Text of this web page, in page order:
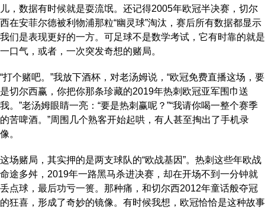
儿，数据有时候就是耍流氓。还记得2005年欧冠半决赛，切尔
西在安菲尔德被利物浦那粒“幽灵球”淘汰，赛后所有数据都显示
我们是表现更好的一方。可足球不是数学考试，它有时靠的就是
一口气，或者，一次突发奇想的赌局。
“打个赌吧。”我放下酒杯，对老汤姆说，“欧冠免费直播这场，要
是切尔西赢，你把你那条珍藏的2019年热刺欧冠亚军围巾送
我。”老汤姆眼睛一亮：“要是热刺赢呢？”“我请你喝一整个赛季
的苦啤酒。”周围几个熟客开始起哄，有人甚至掏出了手机录
像。
这场赌局，其实押的是两支球队的“欧战基因”。热刺这些年欧战
命途多舛，2019年一路黑马杀进决赛，却在开场不到一分钟就
丢点球，最后功亏一篑。那种痛，和切尔西2012年童话般夺冠
的狂喜，形成了奇妙的镜像。有时候我想，欧冠恰恰是这种故事